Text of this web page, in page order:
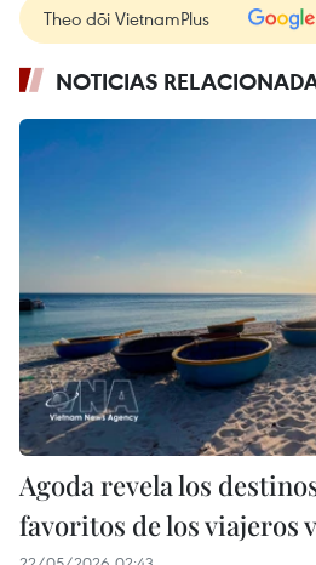
Theo dõi VietnamPlus
NOTICIAS
Agoda revela los
favoritos de los viajeros